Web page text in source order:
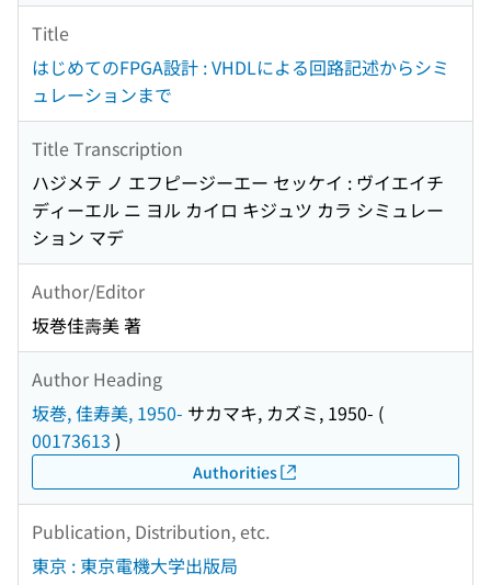
Title
はじめてのFPGA設計 : VHDLによる回路記述からシミ
ュレーションまで
Title Transcription
ハジメテ ノ エフピージーエー セッケイ : ヴイエイチ
ディーエル ニ ヨル カイロ キジュツ カラ シミュレー
ション マデ
Author/Editor
坂巻佳壽美 著
Author Heading
坂巻, 佳寿美, 1950- サカマキ, カズミ, 1950- (
00173613 )
Authorities
Publication, Distribution, etc.
東京 : 東京電機大学出版局